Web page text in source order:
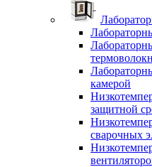
камерой
защитной
cварочных